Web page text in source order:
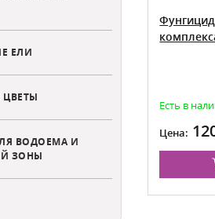
ЕЛИ
ВОДОЕМА И
ЗОНЫ
В КОРЗИНУ
Есть в
Цена: